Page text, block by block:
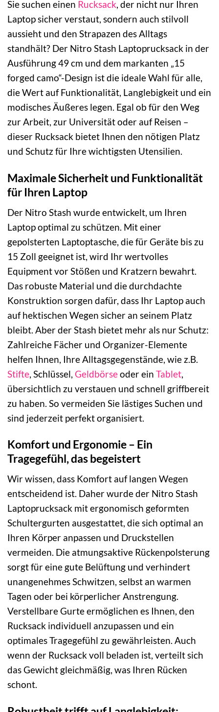
Sie suchen einen Rucksack, der nicht nur Ihren
Laptop sicher verstaut, sondern auch stilvoll
aussieht und den Strapazen des Alltags
standhält? Der Nitro Stash Laptoprucksack in der
Ausführung 49 cm und dem markanten „15
forged camo“-Design ist die ideale Wahl für alle,
die Wert auf Funktionalität, Langlebigkeit und ein
modisches Äußeres legen. Egal ob für den Weg
zur Arbeit, zur Universität oder auf Reisen –
dieser Rucksack bietet Ihnen den nötigen Platz
und Schutz für Ihre wichtigsten Utensilien.
Maximale Sicherheit und Funktionalität
für Ihren Laptop
Der Nitro Stash wurde entwickelt, um Ihren
Laptop optimal zu schützen. Mit einer
gepolsterten Laptoptasche, die für Geräte bis zu
15 Zoll geeignet ist, wird Ihr wertvolles
Equipment vor Stößen und Kratzern bewahrt.
Das robuste Material und die durchdachte
Konstruktion sorgen dafür, dass Ihr Laptop auch
auf hektischen Wegen sicher an seinem Platz
bleibt. Aber der Stash bietet mehr als nur Schutz:
Zahlreiche Fächer und Organizer-Elemente
helfen Ihnen, Ihre Alltagsgegenstände, wie z.B.
Stifte , Schlüssel, Geldbörseoder ein Tablet
übersichtlich zu verstauen und schnell griffbereit
zu haben. So vermeiden Sie lästiges Suchen und
sind jederzeit perfekt organisiert.
Komfort und Ergonomie – Ein
Tragegefühl, das begeistert
Wir wissen, dass Komfort auf langen Wegen
entscheidend ist. Daher wurde der Nitro Stash
Laptoprucksack mit ergonomisch geformten
Schultergurten ausgestattet, die sich optimal an
Ihren Körper anpassen und Druckstellen
vermeiden. Die atmungsaktive Rückenpolsterung
sorgt für eine gute Belüftung und verhindert
unangenehmes Schwitzen, selbst an warmen
Tagen oder bei körperlicher Anstrengung.
Verstellbare Gurte ermöglichen es Ihnen, den
Rucksack individuell anzupassen und ein
optimales Tragegefühl zu gewährleisten. Auch
wenn der Rucksack voll beladen ist, verteilt sich
das Gewicht gleichmäßig, was Ihren Rücken
schont.